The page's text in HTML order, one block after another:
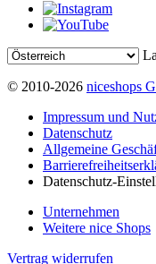
© 2010-2026 niceshops
Impressum und
Datenschutz
Allgemeine
Datenschutz-
Unternehmen
Weitere nice Shops
Vertrag widerrufen